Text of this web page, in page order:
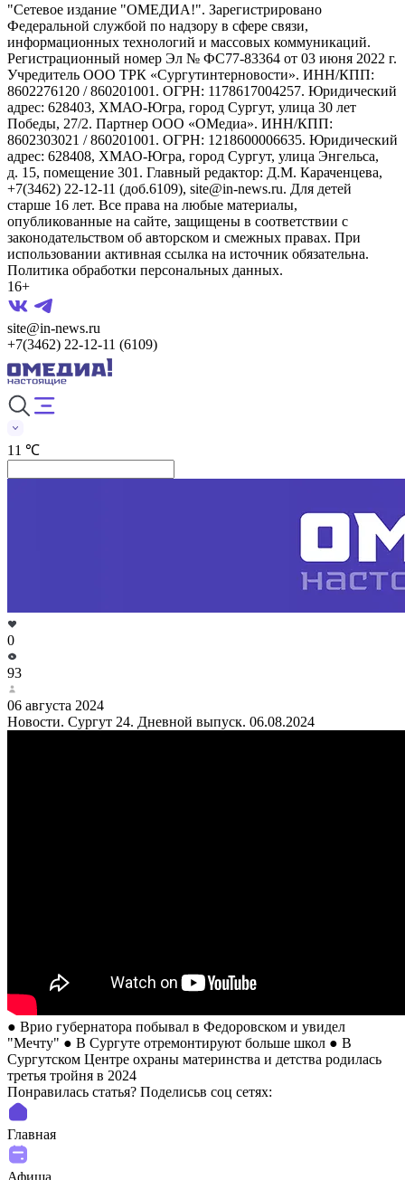
"Сетевое издание "ОМЕДИА!". Зарегистрировано
Федеральной службой по надзору в сфере связи,
информационных технологий и массовых коммуникаций.
Регистрационный номер Эл № ФС77-83364 от 03 июня 2022 г.
Учредитель ООО ТРК «Сургутинтерновости». ИНН/КПП:
8602276120 / 860201001. ОГРН: 1178617004257. Юридический
адрес: 628403, ХМАО-Югра, город Сургут, улица 30 лет
Победы, 27/2. Партнер ООО «ОМедиа». ИНН/КПП:
8602303021 / 860201001. ОГРН: 1218600006635. Юридический
адрес: 628408, ХМАО-Югра, город Сургут, улица Энгельса,
д. 15, помещение 301. Главный редактор: Д.М. Караченцева,
+7(3462) 22-12-11 (доб.6109), site@in-news.ru. Для детей
старше 16 лет. Все права на любые материалы,
опубликованные на сайте, защищены в соответствии с
законодательством об авторском и смежных правах. При
использовании активная ссылка на источник обязательна.
Политика обработки персональных данных.
16+
site@in-news.ru
+7(3462) 22-12-11 (6109)
11 ℃
0
93
06 августа 2024
Новости. Сургут 24. Дневной выпуск. 06.08.2024
● Врио губернатора побывал в Федоровском и увидел
"Мечту" ● В Сургуте отремонтируют больше школ ● В
Сургутском Центре охраны материнства и детства родилась
третья тройня в 2024
Понравилась статья? Поделиcьв соц сетях:
Главная
Афиша